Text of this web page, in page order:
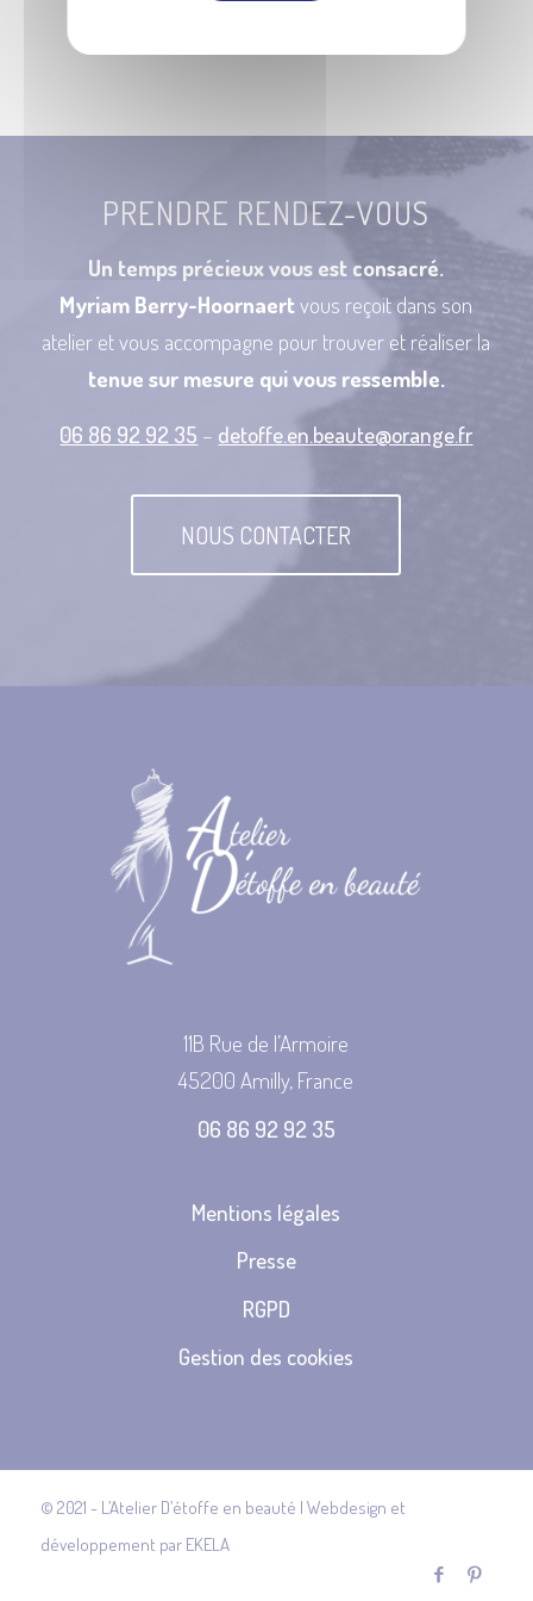
PRENDRE RENDEZ-VOUS
Un temps précieux vous est consacré.
Myriam Berry-Hoornaertvous reçoit dans son
atelier et vous accompagne pour trouver et réaliser la
tenue sur mesure qui vous ressemble.
06 86 92 92 35 – detoffe.en.beaute@orange.fr
NOUS CONTACTER
11B Rue de l’Armoire
45200 Amilly, France
06 86 92 92 35
Mentions légales
Presse
RGPD
Gestion des cookies
© 2021 - L’Atelier D’étoffe en beauté | Webdesign et
développement par EKELA